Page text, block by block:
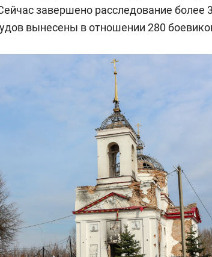
завершено расследование более
вынесены в отношении 280